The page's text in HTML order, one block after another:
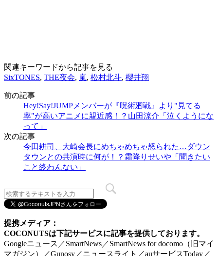
関連キーワードから記事を見る
SixTONES, THE夜会, 嵐, 松村北斗, 櫻井翔
前の記事
Hey!Say!JUMPメンバーが『呪術廻戦』より"見てる
率"が高いアニメに親近感！？山田涼介「泣くようにな
って」
次の記事
今田耕司、大崎会長にめちゃめちゃ怒られた…ダウン
タウンとの共演時に何が！？霜降りせいや「聞きたい
こと終わんない」
提携メディア：
COCONUTSは下記サービスに記事を提供しております。
Googleニュース／SmartNews／SmartNews for docomo（旧マイ
マガジン）／Gunosy／ニュースライト／auサービスToday／